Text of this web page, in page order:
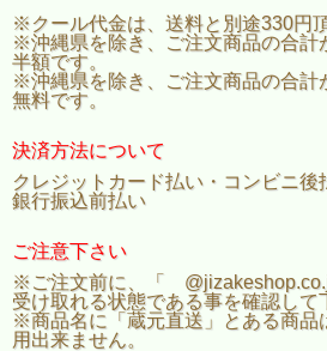
※クール代金は、送料と別途330円
※沖縄県を除き、ご注文商品の合計
半額です。
※沖縄県を除き、ご注文商品の合計
無料です。
決済方法について
クレジットカード払い・コンビニ後
銀行振込前払い
ご注意下さい
※ご注文前に、「
受け取れる状態である事を確認して
※商品名に「蔵元直送」とある商品
用出来ません。